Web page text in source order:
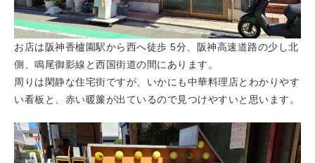
お店は阪神香櫨園駅から西へ徒歩 5分、阪神高速道路の少し北
側、鳴尾御影線と西国街道の間にあります。
周りは閑静な住宅街ですが、いかにも中華料理店とわかりやす
い看板と、赤い暖簾が出ているので見つけやすいと思います。